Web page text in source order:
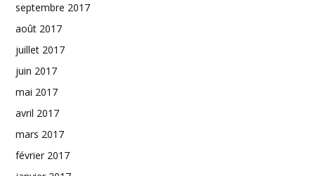
septembre 2017
août 2017
juillet 2017
juin 2017
mai 2017
avril 2017
mars 2017
février 2017